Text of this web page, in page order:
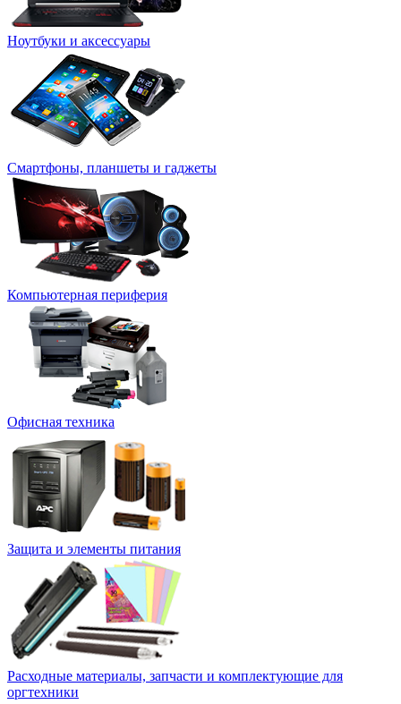
Ноутбуки и аксессуары
Смартфоны, планшеты и гаджеты
Компьютерная периферия
Офисная техника
Защита и элементы питания
Расходные материалы, запчасти и комплектующие для
оргтехники